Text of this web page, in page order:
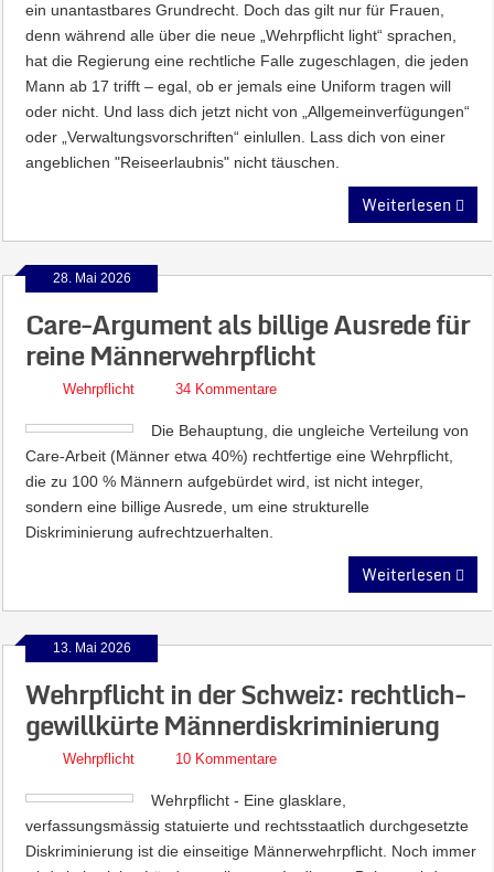
ein unantastbares Grundrecht. Doch das gilt nur für Frauen,
denn während alle über die neue „Wehrpflicht light“ sprachen,
hat die Regierung eine rechtliche Falle zugeschlagen, die jeden
Mann ab 17 trifft – egal, ob er jemals eine Uniform tragen will
oder nicht. Und lass dich jetzt nicht von „Allgemeinverfügungen“
oder „Verwaltungsvorschriften“ einlullen. Lass dich von einer
angeblichen "Reiseerlaubnis" nicht täuschen.
Weiterlesen
28. Mai 2026
Care-Argument als billige Ausrede für
reine Männerwehrpflicht
Wehrpflicht 34 Kommentare
Die Behauptung, die ungleiche Verteilung von
Care-Arbeit (Männer etwa 40%) rechtfertige eine Wehrpflicht,
die zu 100 % Männern aufgebürdet wird, ist nicht integer,
sondern eine billige Ausrede, um eine strukturelle
Diskriminierung aufrechtzuerhalten.
Weiterlesen
13. Mai 2026
Wehrpflicht in der Schweiz: rechtlich-
gewillkürte Männerdiskriminierung
Wehrpflicht 10 Kommentare
Wehrpflicht - Eine glasklare,
verfassungsmässig statuierte und rechtsstaatlich durchgesetzte
Diskriminierung ist die einseitige Männerwehrpflicht. Noch immer